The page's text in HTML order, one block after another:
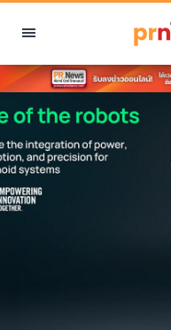
หมวดหมู่
พีอาร์ นิวส์ไวร์
สินค้า, บริการ
โปรโมชั่น
งานอีเว้นท์
รีวิว